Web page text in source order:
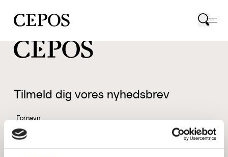
CEPOS logo
Tilmeld dig vores nyhedsbrev
Fornavn